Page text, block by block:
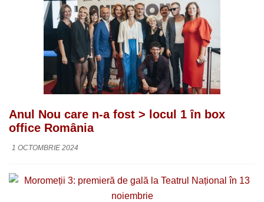
Anul Nou care n-a fost > locul 1 în box
office România
1 OCTOMBRIE 2024